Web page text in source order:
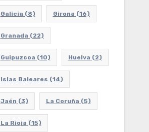
Galicia (8) Girona (16)
Granada (22)
Guipuzcoa (10) Huelva (2)
Islas Baleares (14)
Jaén (3) La Coruña (5)
La Rioja (15)